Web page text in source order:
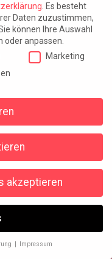
Es besteht
Daten zuzustimmen,
können Ihre Auswahl
oder anpassen.
Marketing
akzeptieren
Impressum